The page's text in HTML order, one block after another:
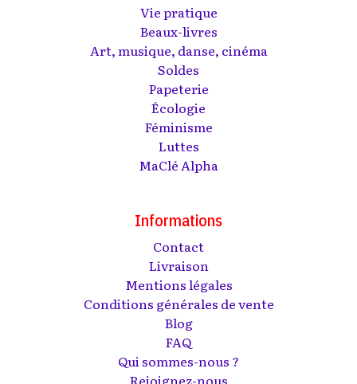
Vie pratique
Beaux-livres
Art, musique, danse, cinéma
Soldes
Papeterie
Écologie
Féminisme
Luttes
MaClé Alpha
Informations
Contact
Livraison
Mentions légales
Conditions générales de vente
Blog
FAQ
Qui sommes-nous ?
Rejoignez-nous